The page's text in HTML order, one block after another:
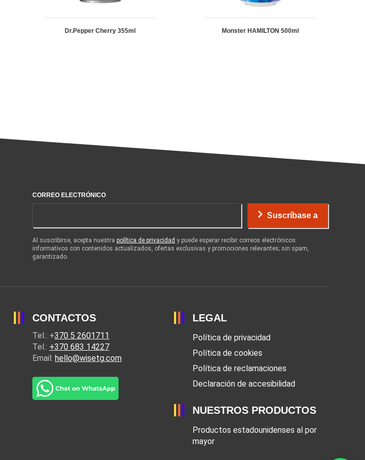
Dr.Pepper Cherry 355ml Monster HAMILTON 500ml
CORREO ELECTRÓNICO
Suscríbase a
Al suscribirse, acepta nuestra política de privacidad y puede esperar recibir correos electrónicos
informativos con contenidos actualizados, ofertas exclusivas y promociones relevantes; sin spam,
garantizado.
CONTACTOS
Tel.: +370 5 2601711
Tel.: +370 683 14227
Email: hello@wisetg.com
LEGAL
Política de privacidad
Política de cookies
Política de reclamaciones
Declaración de accesibilidad
NUESTROS PRODUCTOS
Productos estadounidenses al por
mayor